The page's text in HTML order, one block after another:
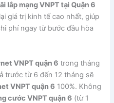
lắp mạng VNPT tại Quận 6
giá trị kinh tế cao nhất, giúp
phí ngay từ bước đầu hòa
VNPT quận 6 trong tháng
trước từ 6 đến 12 tháng sẽ
VNPT quận 6 100%. Không
cước VNPT quận 6 (từ 1